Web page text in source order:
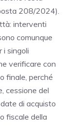
208/2024).
interventi
comunque
i singoli
verificare con
finale, perché
cessione del
di acquisto
fiscale della